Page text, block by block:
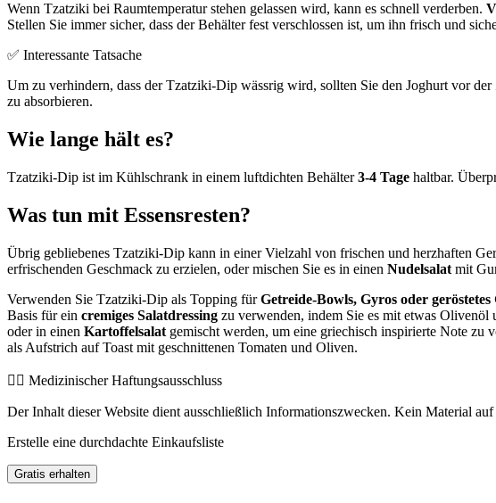
Wenn Tzatziki bei Raumtemperatur stehen gelassen wird, kann es schnell verderben.
Stellen Sie immer sicher, dass der Behälter fest verschlossen ist, um ihn frisch und
✅ Interessante Tatsache
Um zu verhindern, dass der Tzatziki-Dip wässrig wird, sollten Sie den Joghurt vor
zu absorbieren.
Wie lange hält es?
Tzatziki-Dip ist im Kühlschrank in einem luftdichten Behälter3-4 Tage haltbar.
Was tun mit Essensresten?
Übrig gebliebenes Tzatziki-Dip kann in einer Vielzahl von frischen und herzhaften
erfrischenden Geschmack zu erzielen, oder mischen Sie es in einen Nudelsalat mit
Verwenden Sie Tzatziki-Dip als Topping fürGetreide-Bowls, Gyros oder geröstetes
Basis für ein cremiges Salatdressing zu verwenden, indem Sie es mit etwas
oder in einen Kartoffelsalat gemischt werden, um eine griechisch inspirierte Note zu
als Aufstrich auf Toast mit geschnittenen Tomaten und Oliven.
👨‍⚕️️ Medizinischer Haftungsausschluss
Der Inhalt dieser Website dient ausschließlich Informationszwecken. Kein Material
Erstelle eine durchdachte Einkaufsliste
Gratis erhalten